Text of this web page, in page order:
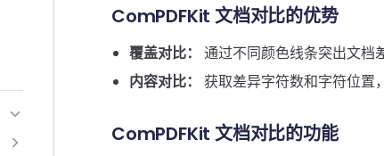
ComPDFKit 文档对比的优势
覆盖对比：
通过不同颜色线条突出文档
内容对比：
获取差异字符数和字符位置
ComPDFKit 文档对比的功能